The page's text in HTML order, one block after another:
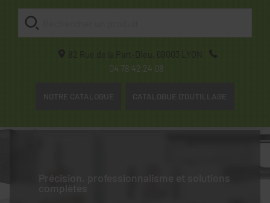
82 Rue de la Part-Dieu, 69003
LYON
04 78 42 24 08
NOTRE CATALOGUE CATALOGUE D'OUTILLAGE
Précision, professionnalisme et solutions
complètes